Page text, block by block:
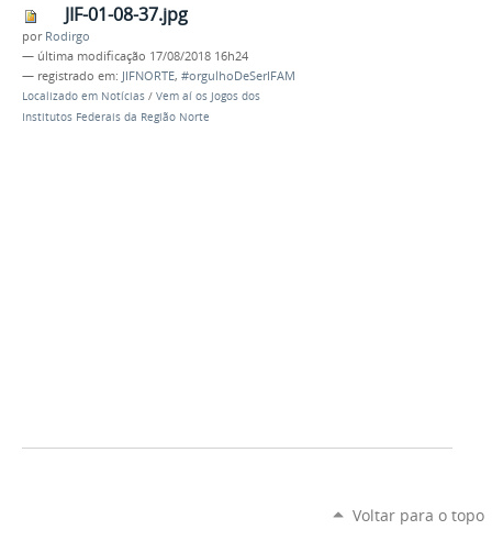
JIF-01-08-37.jpg
por Rodirgo
— última modificação 17/08/2018 16h24
— registrado em: JIFNORTE, #orgulhoDeSerIFAM
Localizado em Notícias / Vem aí os Jogos dos
Institutos Federais da Região Norte
Voltar para o topo